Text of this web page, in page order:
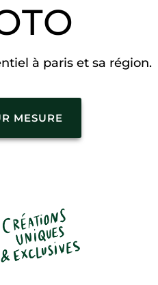
à paris et sa région.
MESURE